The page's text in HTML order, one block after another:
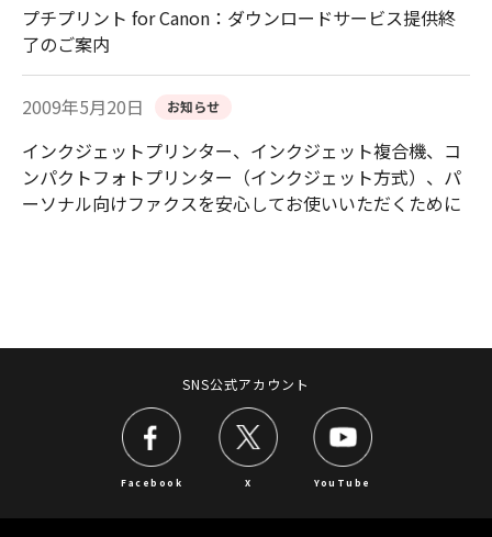
プチプリント for Canon：ダウンロードサービス提供終
了のご案内
2009年5月20日 お知らせ
インクジェットプリンター、インクジェット複合機、コ
ンパクトフォトプリンター（インクジェット方式）、パ
ーソナル向けファクスを安心してお使いいただくために
SNS公式アカウント
Facebook X YouTube